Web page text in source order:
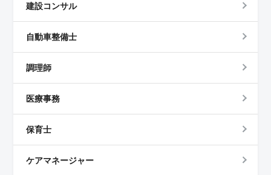
建設コンサル
自動車整備士
調理師
医療事務
保育士
ケアマネージャー